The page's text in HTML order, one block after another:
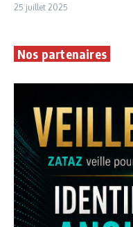
25 juillet 2025
Nos partenaires